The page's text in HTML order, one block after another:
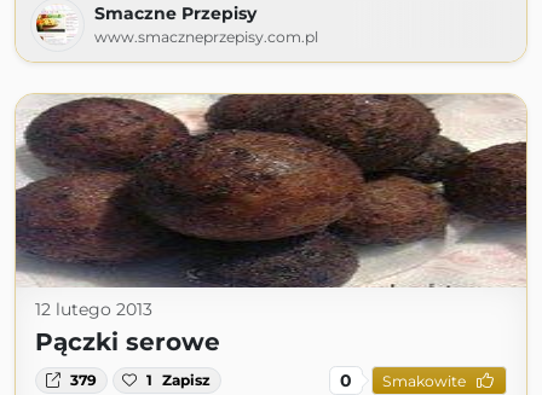
Smaczne Przepisy
www.smaczneprzepisy.com.pl
12 lutego 2013
Pączki serowe
379 1 Zapisz 0 Smakowite